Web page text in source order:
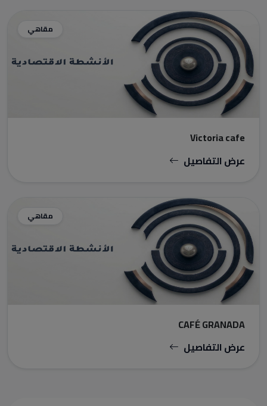
مقاهي
Victoria cafe
عرض التفاصيل
مقاهي
CAFÉ GRANADA
عرض التفاصيل